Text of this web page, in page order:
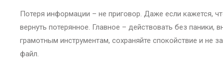
Потеря информации – не приговор. Даже если кажется,
вернуть потерянное. Главное – действовать без
грамотным инструментам, сохраняйте спокойствие и
файл.